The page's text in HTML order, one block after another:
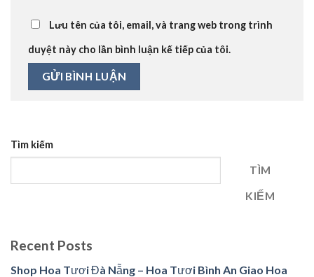
Lưu tên của tôi, email, và trang web trong trình
duyệt này cho lần bình luận kế tiếp của tôi.
Tìm kiếm
TÌM
KIẾM
Recent Posts
Shop Hoa Tươi Đà Nẵng – Hoa Tươi Bình An Giao Hoa